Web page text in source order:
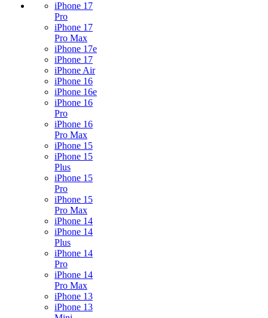
iPhone 17
Pro
iPhone 17
Pro Max
iPhone 17e
iPhone 17
iPhone Air
iPhone 16
iPhone 16e
iPhone 16
Pro
iPhone 16
Pro Max
iPhone 15
iPhone 15
Plus
iPhone 15
Pro
iPhone 15
Pro Max
iPhone 14
iPhone 14
Plus
iPhone 14
Pro
iPhone 14
Pro Max
iPhone 13
iPhone 13